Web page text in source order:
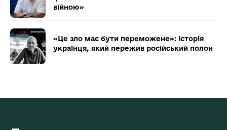
війною»
«Це зло має бути переможене»: історія
українця, який пережив російський полон